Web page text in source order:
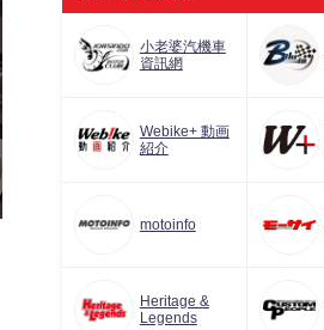
小老婆汽機車
資訊網
Webike+ 動画
紹介
motoinfo
Heritage &
Legends